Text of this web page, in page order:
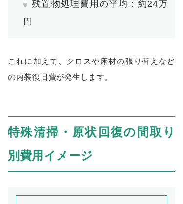
残置物処理費用の平均：約24万
円
これに加えて、クロスや床材の張り替えなど
の内装復旧費が発生します。
特殊清掃・原状回復の間取り
別費用イメージ